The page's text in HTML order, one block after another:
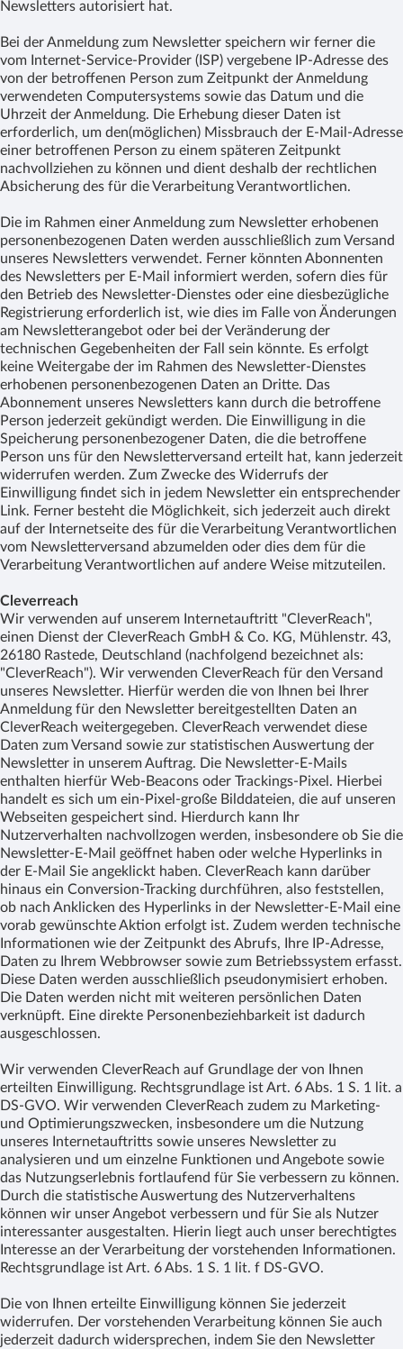
Newsletters autorisiert hat.
Bei der Anmeldung zum Newsletter speichern wir ferner die
vom Internet-Service-Provider (ISP) vergebene IP-Adresse des
von der betroffenen Person zum Zeitpunkt der Anmeldung
verwendeten Computersystems sowie das Datum und die
Uhrzeit der Anmeldung. Die Erhebung dieser Daten ist
erforderlich, um den(möglichen) Missbrauch der E-Mail-Adresse
einer betroffenen Person zu einem späteren Zeitpunkt
nachvollziehen zu können und dient deshalb der rechtlichen
Absicherung des für die Verarbeitung Verantwortlichen.
Die im Rahmen einer Anmeldung zum Newsletter erhobenen
personenbezogenen Daten werden ausschließlich zum Versand
unseres Newsletters verwendet. Ferner könnten Abonnenten
des Newsletters per E-Mail informiert werden, sofern dies für
den Betrieb des Newsletter-Dienstes oder eine diesbezügliche
Registrierung erforderlich ist, wie dies im Falle von Änderungen
am Newsletterangebot oder bei der Veränderung der
technischen Gegebenheiten der Fall sein könnte. Es erfolgt
keine Weitergabe der im Rahmen des Newsletter-Dienstes
erhobenen personenbezogenen Daten an Dritte. Das
Abonnement unseres Newsletters kann durch die betroffene
Person jederzeit gekündigt werden. Die Einwilligung in die
Speicherung personenbezogener Daten, die die betroffene
Person uns für den Newsletterversand erteilt hat, kann jederzeit
widerrufen werden. Zum Zwecke des Widerrufs der
Einwilligung findet sich in jedem Newsletter ein entsprechender
Link. Ferner besteht die Möglichkeit, sich jederzeit auch direkt
auf der Internetseite des für die Verarbeitung Verantwortlichen
vom Newsletterversand abzumelden oder dies dem für die
Verarbeitung Verantwortlichen auf andere Weise mitzuteilen.
Cleverreach
Wir verwenden auf unserem Internetauftritt "CleverReach",
einen Dienst der CleverReach GmbH & Co. KG, Mühlenstr. 43,
26180 Rastede, Deutschland (nachfolgend bezeichnet als:
"CleverReach"). Wir verwenden CleverReach für den Versand
unseres Newsletter. Hierfür werden die von Ihnen bei Ihrer
Anmeldung für den Newsletter bereitgestellten Daten an
CleverReach weitergegeben. CleverReach verwendet diese
Daten zum Versand sowie zur statistischen Auswertung der
Newsletter in unserem Auftrag. Die Newsletter-E-Mails
enthalten hierfür Web-Beacons oder Trackings-Pixel. Hierbei
handelt es sich um ein-Pixel-große Bilddateien, die auf unseren
Webseiten gespeichert sind. Hierdurch kann Ihr
Nutzerverhalten nachvollzogen werden, insbesondere ob Sie die
Newsletter-E-Mail geöffnet haben oder welche Hyperlinks in
der E-Mail Sie angeklickt haben. CleverReach kann darüber
hinaus ein Conversion-Tracking durchführen, also feststellen,
ob nach Anklicken des Hyperlinks in der Newsletter-E-Mail eine
vorab gewünschte Aktion erfolgt ist. Zudem werden technische
Informationen wie der Zeitpunkt des Abrufs, Ihre IP-Adresse,
Daten zu Ihrem Webbrowser sowie zum Betriebssystem erfasst.
Diese Daten werden ausschließlich pseudonymisiert erhoben.
Die Daten werden nicht mit weiteren persönlichen Daten
verknüpft. Eine direkte Personenbeziehbarkeit ist dadurch
ausgeschlossen.
Wir verwenden CleverReach auf Grundlage der von Ihnen
erteilten Einwilligung. Rechtsgrundlage ist Art. 6 Abs. 1 S. 1 lit. a
DS-GVO. Wir verwenden CleverReach zudem zu Marketing-
und Optimierungszwecken, insbesondere um die Nutzung
unseres Internetauftritts sowie unseres Newsletter zu
analysieren und um einzelne Funktionen und Angebote sowie
das Nutzungserlebnis fortlaufend für Sie verbessern zu können.
Durch die statistische Auswertung des Nutzerverhaltens
können wir unser Angebot verbessern und für Sie als Nutzer
interessanter ausgestalten. Hierin liegt auch unser berechtigtes
Interesse an der Verarbeitung der vorstehenden Informationen.
Rechtsgrundlage ist Art. 6 Abs. 1 S. 1 lit. f DS-GVO.
Die von Ihnen erteilte Einwilligung können Sie jederzeit
widerrufen. Der vorstehenden Verarbeitung können Sie auch
jederzeit dadurch widersprechen, indem Sie den Newsletter